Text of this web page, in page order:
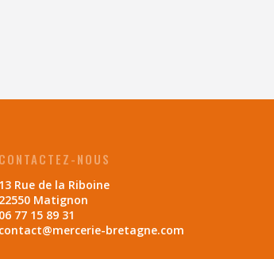
CONTACTEZ-NOUS
13 Rue de la Riboine
22550 Matignon
06 77 15 89 31
contact@mercerie-bretagne.com